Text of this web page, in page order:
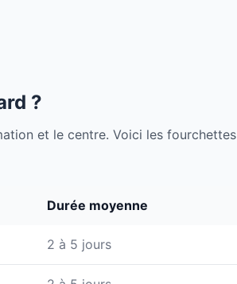
?
et le centre. Voici les fourchettes
Durée moyenne
2 à 5 jours